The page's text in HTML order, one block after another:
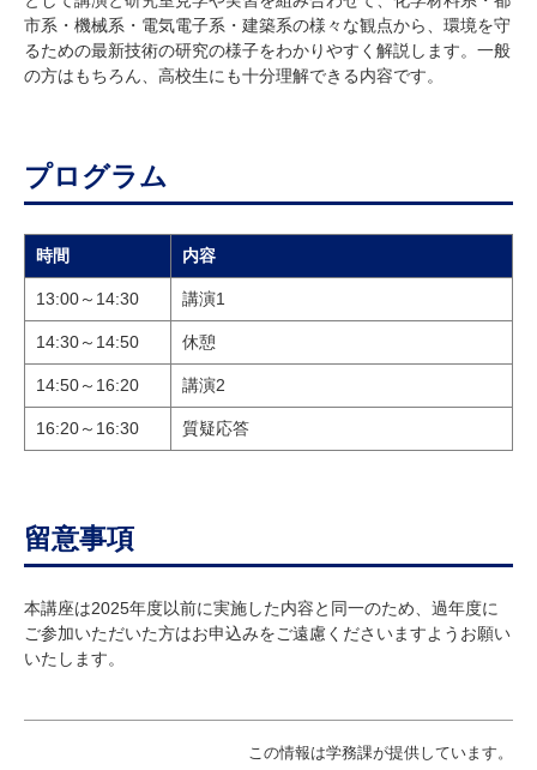
市系・機械系・電気電子系・建築系の様々な観点から、環境を守
るための最新技術の研究の様子をわかりやすく解説します。一般
の方はもちろん、高校生にも十分理解できる内容です。
プログラム
時間 内容
13:00～14:30 講演1
14:30～14:50 休憩
14:50～16:20 講演2
16:20～16:30 質疑応答
留意事項
本講座は2025年度以前に実施した内容と同一のため、過年度に
ご参加いただいた方はお申込みをご遠慮くださいますようお願い
いたします。
この情報は学務課が提供しています。